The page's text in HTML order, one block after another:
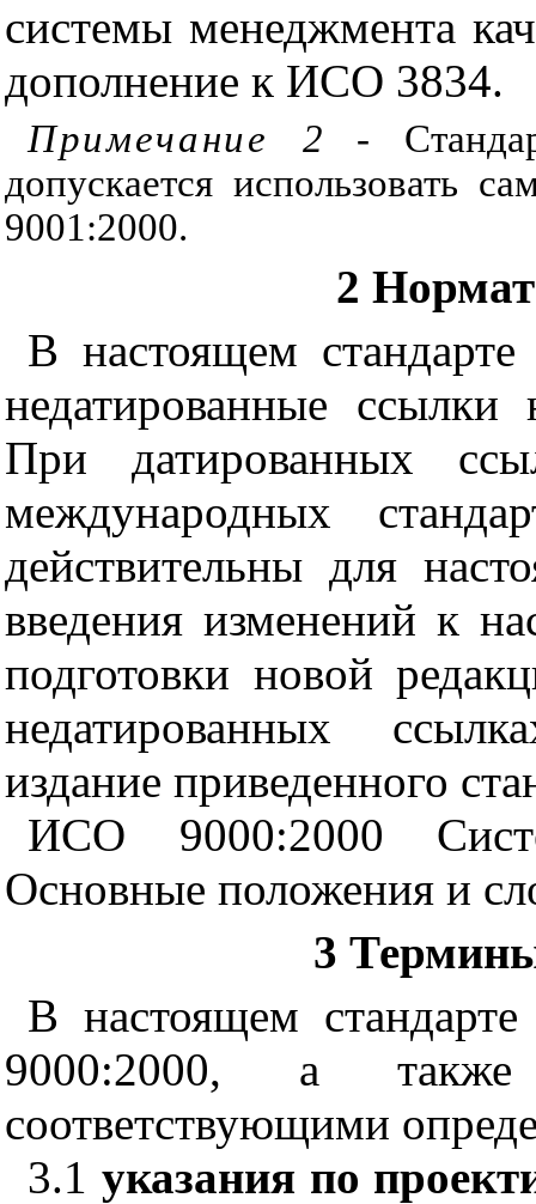
системы менеджмента
дополнение к ИСО 3834.
Примечание 2 -
допускается использовать
9001:2000.
2
В настоящем
недатированные
При датированных
международных
действительны для
введения изменений к
подготовки новой
недатированных
издание приведенного
ИСО 9000:2000
Основные положения и
3
В настоящем
9000:2000, а
соответствующими
3.1 указания по